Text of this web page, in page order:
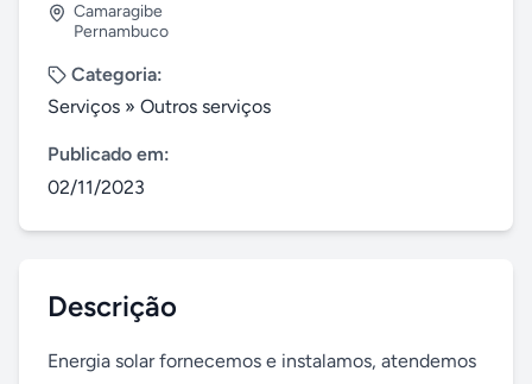
Camaragibe
Pernambuco
Categoria:
Serviços » Outros serviços
Publicado em:
02/11/2023
Descrição
Energia solar fornecemos e instalamos, atendemos